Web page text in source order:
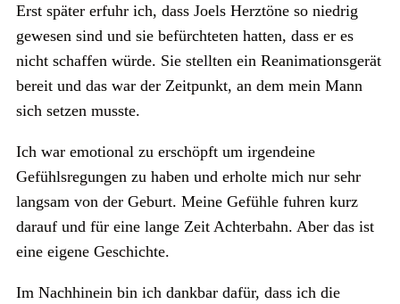
Erst später erfuhr ich, dass Joels Herztöne so niedrig
gewesen sind und sie befürchteten hatten, dass er es
nicht schaffen würde. Sie stellten ein Reanimationsgerät
bereit und das war der Zeitpunkt, an dem mein Mann
sich setzen musste.
Ich war emotional zu erschöpft um irgendeine
Gefühlsregungen zu haben und erholte mich nur sehr
langsam von der Geburt. Meine Gefühle fuhren kurz
darauf und für eine lange Zeit Achterbahn. Aber das ist
eine eigene Geschichte.
Im Nachhinein bin ich dankbar dafür, dass ich die